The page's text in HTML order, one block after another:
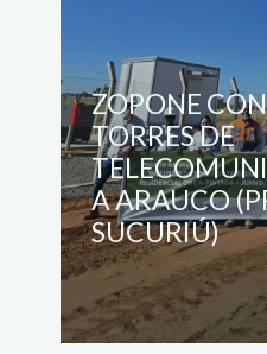
ZOPONE
TORRES DE
A ARAUCO
SUCURIÚ)